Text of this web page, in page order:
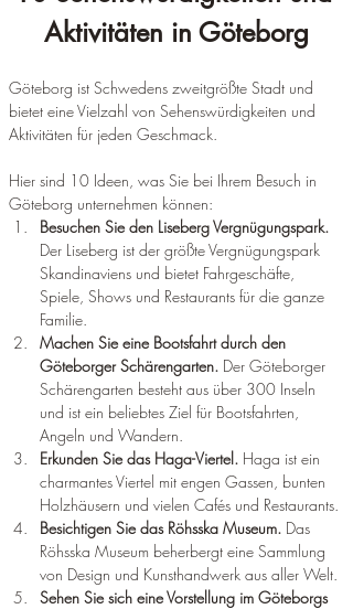
Aktivitäten in Göteborg
Göteborg ist Schwedens zweitgrößte Stadt und
bietet eine Vielzahl von Sehenswürdigkeiten und
Aktivitäten für jeden Geschmack.
Hier sind 10 Ideen, was Sie bei Ihrem Besuch in
Göteborg unternehmen können:
Besuchen Sie den Liseberg Vergnügungspark.
Der Liseberg ist der größte Vergnügungspark
Skandinaviens und bietet Fahrgeschäfte,
Spiele, Shows und Restaurants für die ganze
Familie.
Machen Sie eine Bootsfahrt durch den
Göteborger Schärengarten. Der Göteborger
Schärengarten besteht aus über 300 Inseln
und ist ein beliebtes Ziel für Bootsfahrten,
Angeln und Wandern.
Erkunden Sie das Haga-Viertel. Haga ist ein
charmantes Viertel mit engen Gassen, bunten
Holzhäusern und vielen Cafés und Restaurants.
Besichtigen Sie das Röhsska Museum. Das
Röhsska Museum beherbergt eine Sammlung
von Design und Kunsthandwerk aus aller Welt.
Sehen Sie sich eine Vorstellung im Göteborgs